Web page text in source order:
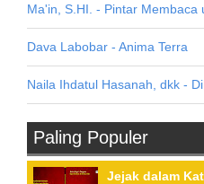
Ma'in, S.HI. - Pintar Membaca
Dava Labobar - Anima Terra
Naila Ihdatul Hasanah, dkk -
Paling Populer
Jejak dalam